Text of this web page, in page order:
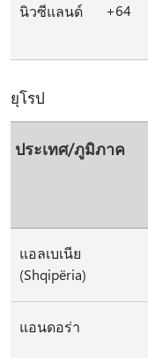
นิวซีแลนด์ +64
ยุโรป
ประเทศ/ภูมิภาค
แอลเบเนีย
(Shqipëria)
แอนดอร่า